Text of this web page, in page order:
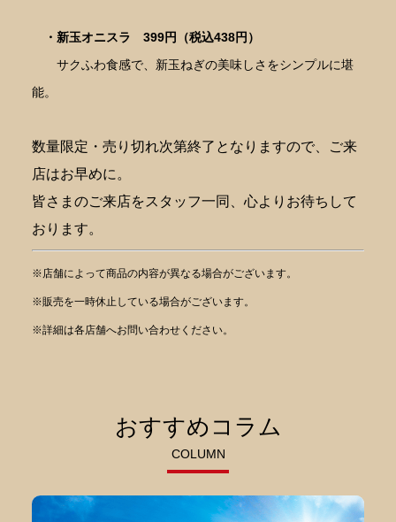
・新玉オニスラ
399円（税込438円）
サクふわ食感で、新玉ねぎの美味しさをシンプルに堪
能。
数量限定・売り切れ次第終了となりますので、ご来
店はお早めに。
皆さまのご来店をスタッフ一同、心よりお待ちして
おります。
※店舗によって商品の内容が異なる場合がございます。
※販売を一時休止している場合がございます。
※詳細は各店舗へお問い合わせください。
おすすめコラム
COLUMN